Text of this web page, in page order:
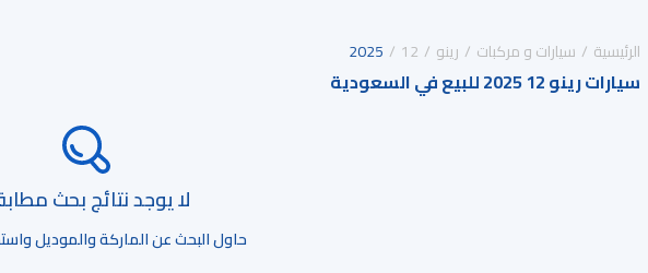
الرئيسية سيارات و مركبات رينو 12
2025
سيارات رينو 12 2025 للبيع في السعودية
لا يوجد نتائج بحث
حاول البحث عن الماركة والموديل